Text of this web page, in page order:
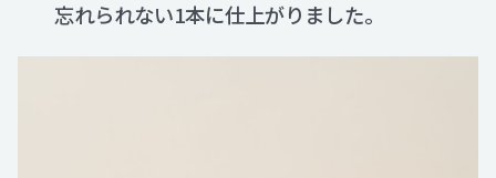
忘れられない1本に仕上がりました。